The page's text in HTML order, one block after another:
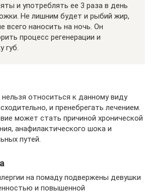
и употреблять ее 3 раза в день
Не лишним будет и рыбий жир,
всего наносить на ночь. Он
процесс регенерации и
губ.
относиться к данному виду
и пренебрегать лечением.
может стать причиной хронической
анафилактического шока и
путей.
на помаду подвержены девушки
и повышенной